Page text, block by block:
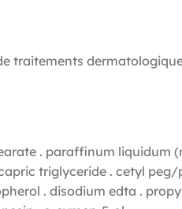
traitements
. paraffinum liquidum
triglyceride . cetyl
. disodium edta .